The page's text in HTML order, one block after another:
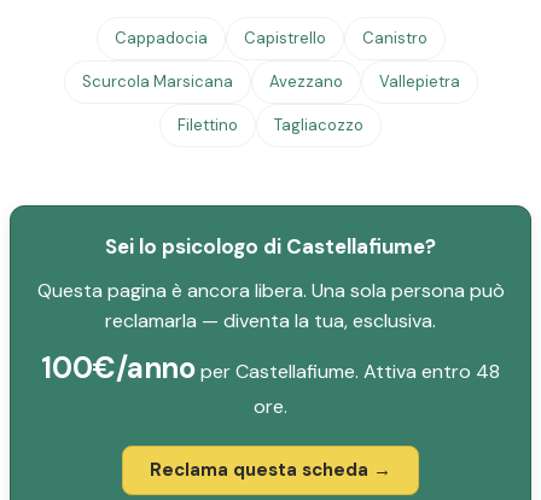
Cappadocia Capistrello Canistro
Scurcola Marsicana Avezzano Vallepietra
Filettino Tagliacozzo
Sei lo psicologo di Castellafiume?
Questa pagina è ancora libera. Una sola persona può
reclamarla — diventa la tua, esclusiva.
100€/annoper Castellafiume. Attiva entro 48
ore.
Reclama questa scheda →